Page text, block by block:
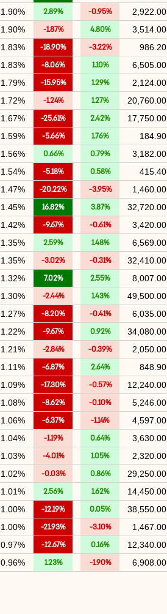
2,922.00
-0.95%
2.89%
1.90%
3,514.00
4.80%
-1.87%
1.90%
986.20
-3.22%
-18.90%
1.83%
6,505.00
1.10%
-8.06%
1.83%
2,124.00
1.29%
-15.95%
1.79%
20,760.00
1.27%
-1.24%
1.72%
17,750.00
2.42%
-25.61%
1.67%
184.90
1.76%
-5.66%
1.59%
3,182.00
0.79%
0.66%
1.56%
415.40
0.58%
-5.18%
1.54%
1,460.00
-3.95%
-20.22%
1.47%
32,720.00
3.87%
16.82%
1.45%
3,420.00
-0.61%
-9.67%
1.42%
6,569.00
1.48%
2.59%
1.35%
32,410.00
-0.31%
-3.02%
1.35%
8,007.00
2.55%
7.02%
1.32%
49,500.00
1.43%
-2.44%
1.30%
6,035.00
-0.41%
-8.20%
1.27%
34,080.00
0.92%
-9.67%
1.22%
2,050.00
-0.39%
-2.84%
1.21%
848.90
2.64%
-6.87%
1.11%
12,240.00
-0.57%
-17.30%
1.09%
5,246.00
-0.10%
-8.62%
1.08%
4,597.00
-1.14%
-6.37%
1.06%
3,630.00
0.64%
-1.19%
1.04%
2,320.00
1.05%
-4.01%
1.03%
29,250.00
0.86%
-0.03%
1.02%
14,450.00
1.62%
2.56%
1.01%
38,550.00
0.05%
-12.19%
1.00%
1,467.00
-3.10%
-21.93%
1.00%
12,340.00
0.16%
-12.67%
0.97%
6,908.00
-1.90%
1.23%
0.96%